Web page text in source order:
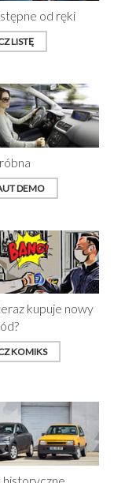
od ręki
LISTĘ
DEMO
kupuje nowy
KOMIKS